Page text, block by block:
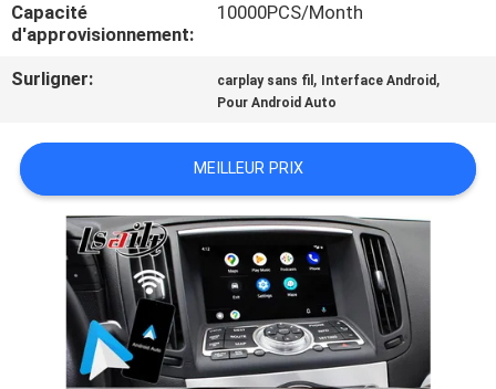
NOUVELLES
PLAN
PRIVACY
POLICY
Capacité
d'approvisionnement:
10000PCS/Month
Surligner: carplay sans fil , Interface Android ,
Pour Android Auto
MEILLEUR PRIX